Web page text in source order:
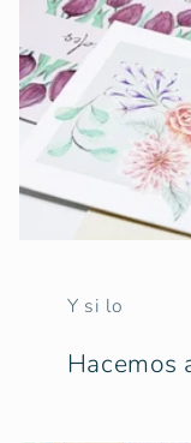
Y si lo
Hacemos